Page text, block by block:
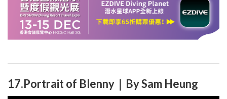
17.Portrait of Blenny｜By Sam Heung